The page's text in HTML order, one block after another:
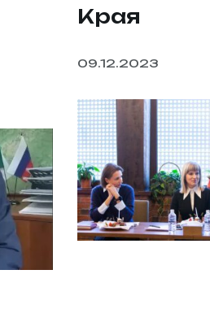
Края
09.12.2023